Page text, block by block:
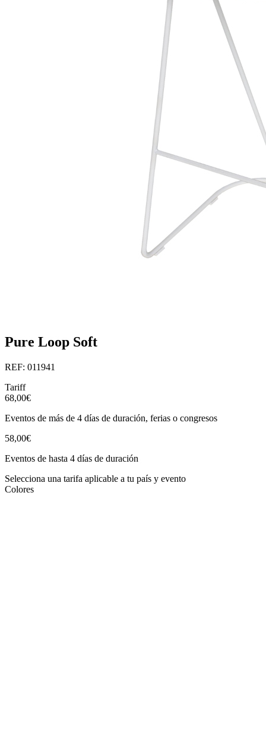
Pure Loop Soft
REF: 011941
Tariff
68,00€
Eventos de más de 4 días de duración, ferias o congresos
58,00€
Eventos de hasta 4 días de duración
Selecciona una tarifa aplicable a tu país y evento
Colores